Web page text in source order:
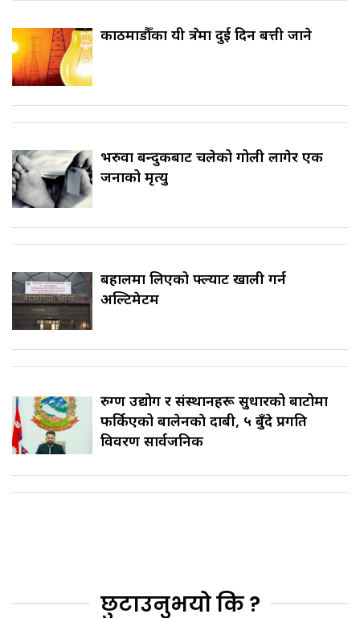
काठमाडौँका यी क्षेत्रमा दुई दिन बत्ती जाने
भरुवा बन्दुकबाट चलेको गोली लागेर एक
जनाको मृत्यु
बहालमा लिएको फ्ल्याट खाली गर्न
अल्टिमेटम
रुग्ण उद्योग र संस्थानहरू सुधारको बाटोमा
फर्किएको बालेनकाे दाबी, ५ बुँदे प्रगति
विवरण सार्वजनिक
छुटाउनुभयो कि ?